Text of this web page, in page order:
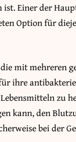
Einer der
Option für
mit mehreren
ihre
zu
kann, den
bei der